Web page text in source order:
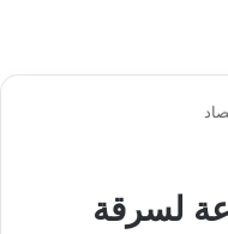
لسرقة